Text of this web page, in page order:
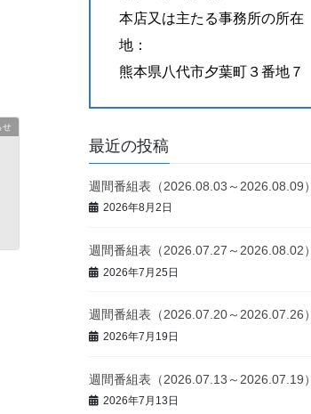
せ
本店又は主たる事務所の所在
地：
熊本県八代市夕葉町３番地７
最近の投稿
週間番組表（2026.08.03～2026.08.09）
2026年8月2日
週間番組表（2026.07.27～2026.08.02）
2026年7月25日
週間番組表（2026.07.20～2026.07.26）
2026年7月19日
週間番組表（2026.07.13～2026.07.19）
2026年7月13日